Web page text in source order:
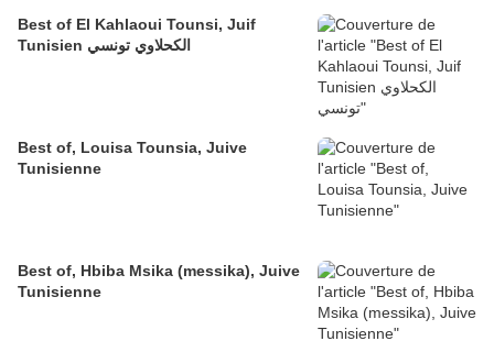
Best of El Kahlaoui Tounsi, Juif
Tunisien الكحلاوي تونسي
Best of, Louisa Tounsia, Juive
Tunisienne
Best of, Hbiba Msika (messika), Juive
Tunisienne